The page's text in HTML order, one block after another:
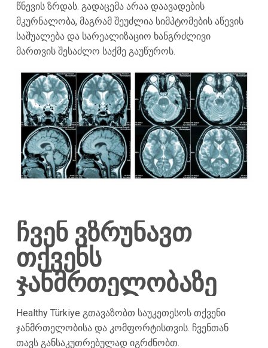
წნევის ზრდას. გადაცემა არაა დაავადების
მკურნალობა, მაგრამ შეუძლია სიმპტომების აწევის
საშუალება და სარეალიზაციო ხანგრძლივი
მართვის შესაძლო საქმე გაუწუროს.
ჩვენ ვზრუნავთ
თქვენს
ჯანმრთელობაზე
Healthy Türkiye გთავაზობთ საუკეთესოს თქვენი
ჯანმრთელობისა და კომფორტისთვის. ჩვენთან
თავს განსაკუთრებულად იგრძნობთ.